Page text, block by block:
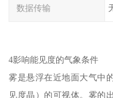
数据传输
4影响能见度的气象条件
雾是悬浮在近地面大气中
见度晶）的可视体。雾的